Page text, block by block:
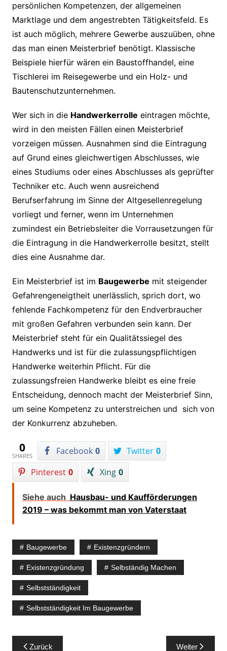
persönlichen Kompetenzen, der allgemeinen
Marktlage und dem angestrebten Tätigkeitsfeld. Es
ist auch möglich, mehrere Gewerbe auszuüben, ohne
das man einen Meisterbrief benötigt. Klassische
Beispiele hierfür wären ein Baustoffhandel, eine
Tischlerei im Reisegewerbe und ein Holz- und
Bautenschutzunternehmen.
Wer sich in die Handwerkerrolle eintragen möchte,
wird in den meisten Fällen einen Meisterbrief
vorzeigen müssen. Ausnahmen sind die Eintragung
auf Grund eines gleichwertigen Abschlusses, wie
eines Studiums oder eines Abschlusses als geprüfter
Techniker etc. Auch wenn ausreichend
Berufserfahrung im Sinne der Altgesellenregelung
vorliegt und ferner, wenn im Unternehmen
zumindest ein Betriebsleiter die Vorrausetzungen für
die Eintragung in die Handwerkerrolle besitzt, stellt
dies eine Ausnahme dar.
Ein Meisterbrief ist im Baugewerbe mit steigender
Gefahrengeneigtheit unerlässlich, sprich dort, wo
fehlende Fachkompetenz für den Endverbraucher
mit großen Gefahren verbunden sein kann. Der
Meisterbrief steht für ein Qualitätssiegel des
Handwerks und ist für die zulassungspflichtigen
Handwerke weiterhin Pflicht. Für die
zulassungsfreien Handwerke bleibt es eine freie
Entscheidung, dennoch macht der Meisterbrief Sinn,
um seine Kompetenz zu unterstreichen und sich von
der Konkurrenz abzuheben.
0
SHARES Facebook 0 Twitter 0
Pinterest 0 Xing 0
Siehe auch Hausbau- und Kaufförderungen
2019 – was bekommt man von Vaterstaat
Baugewerbe Existenzgründern
Existenzgründung Selbständig Machen
Selbstständigkeit
Selbstständigkeit Im Baugewerbe
Beitragsnavigation
Zurück Weiter